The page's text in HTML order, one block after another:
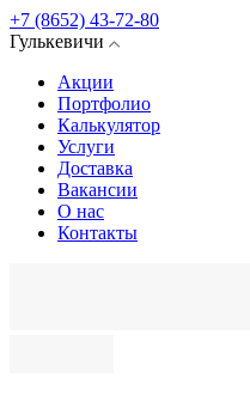
+7 (8652) 43-72-80
Гулькевичи
Акции
Портфолио
Калькулятор
Услуги
Доставка
Вакансии
О нас
Контакты